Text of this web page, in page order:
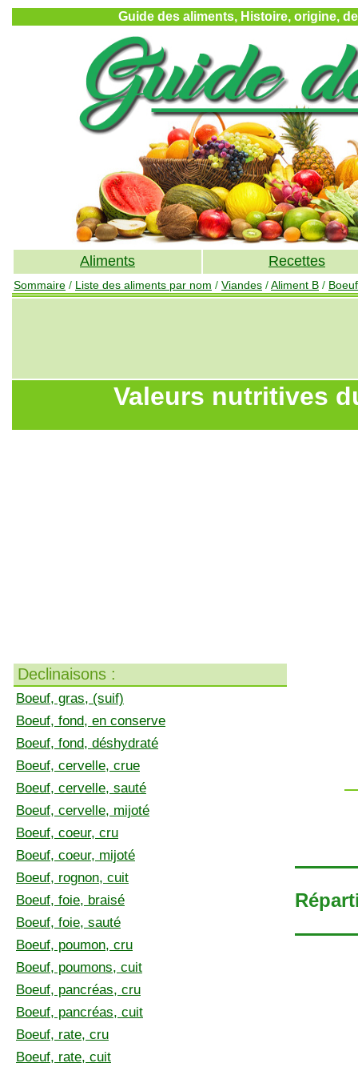
Guide des aliments, Histoire, origine,
Aliments Recettes
Sommaire / Liste des aliments par nom / Viandes /Aliment B / Boeuf
Valeurs nutritives
Declinaisons :
Boeuf, gras, (suif)
Boeuf, fond, en conserve
Boeuf, fond, déshydraté
Boeuf, cervelle, crue
Boeuf, cervelle, sauté
Boeuf, cervelle, mijoté
Boeuf, coeur, cru
Boeuf, coeur, mijoté
Boeuf, rognon, cuit
Boeuf, foie, braisé
Boeuf, foie, sauté
Boeuf, poumon, cru
Boeuf, poumons, cuit
Boeuf, pancréas, cru
Boeuf, pancréas, cuit
Boeuf, rate, cru
Boeuf, rate, cuit